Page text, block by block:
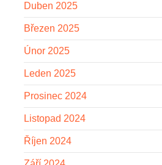
Duben 2025
Březen 2025
Únor 2025
Leden 2025
Prosinec 2024
Listopad 2024
Říjen 2024